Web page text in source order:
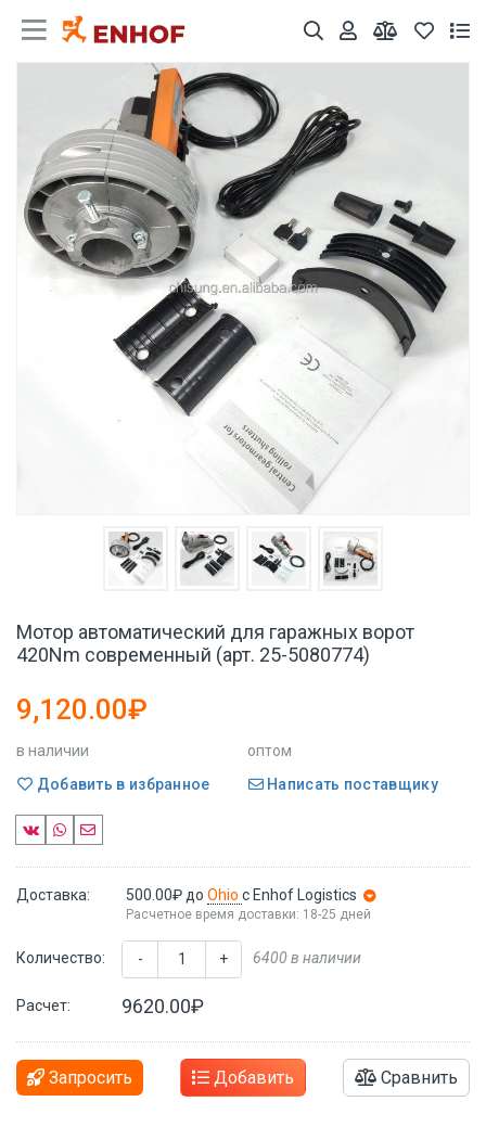
Мотор автоматический для гаражных ворот
420Nm современный (арт. 25-5080774)
9,120.00₽
в наличии
оптом
Добавить в избранное
Написать поставщику
Доставка: 500.00₽ до Ohio с Enhof Logistics
Расчетное время доставки: 18-25 дней
Количество: - + 6400 в наличии
Расчет: 9620.00₽
Запросить Добавить Сравнить